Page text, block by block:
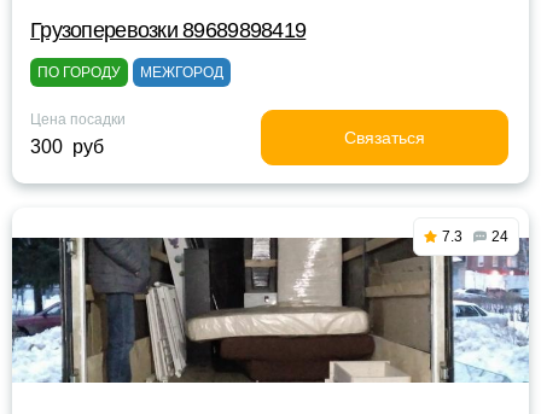
Грузоперевозки 89689898419
ПО ГОРОДУ МЕЖГОРОД
Цена посадки
300 руб Связаться
7.3 24